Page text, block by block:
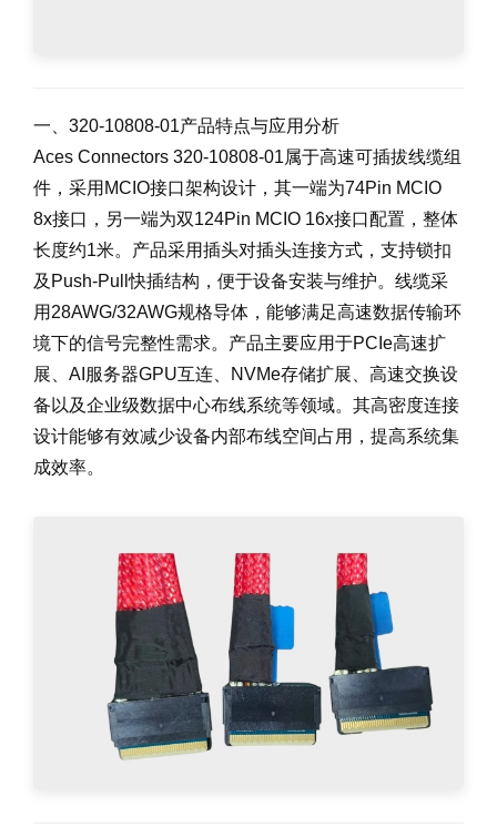
一、320-10808-01产品特点与应用分析
Aces Connectors 320-10808-01属于高速可插拔线缆组
件，采用MCIO接口架构设计，其一端为74Pin MCIO
8x接口，另一端为双124Pin MCIO 16x接口配置，整体
长度约1米。产品采用插头对插头连接方式，支持锁扣
及Push-Pull快插结构，便于设备安装与维护。线缆采
用28AWG/32AWG规格导体，能够满足高速数据传输环
境下的信号完整性需求。产品主要应用于PCIe高速扩
展、AI服务器GPU互连、NVMe存储扩展、高速交换设
备以及企业级数据中心布线系统等领域。其高密度连接
设计能够有效减少设备内部布线空间占用，提高系统集
成效率。